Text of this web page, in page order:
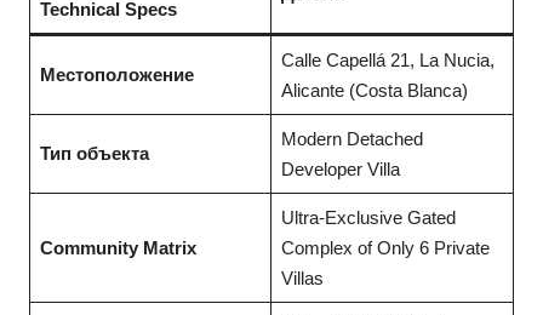
Technical Specs
Местоположение
Calle Capellá 21, La Nucia,
Alicante (Costa Blanca)
Тип объекта
Modern Detached
Developer Villa
Community Matrix
Ultra-Exclusive Gated
Complex of Only 6 Private
Villas